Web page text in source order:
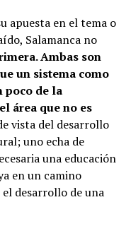
apuesta en el tema o
Salamanca no
Ambas son
un sistema como
poco de la
área que no es
vista del desarrollo
uno echa de
una educación
en un camino
desarrollo de una